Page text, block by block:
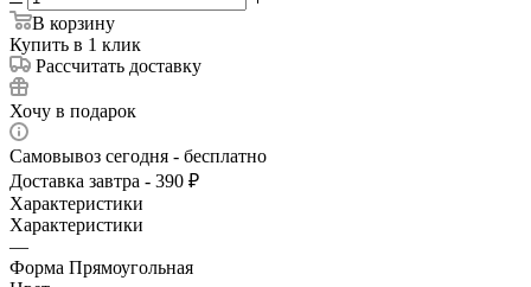
В корзину
Купить в 1 клик
Рассчитать доставку
Хочу в подарок
Самовывоз сегодня - бесплатно
Доставка завтра - 390 ₽
Характеристики
Характеристики
—
Форма Прямоугольная